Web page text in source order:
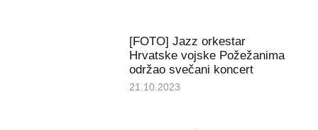
[FOTO] Jazz orkestar
Hrvatske vojske Požežanima
održao svečani koncert
21.10.2023